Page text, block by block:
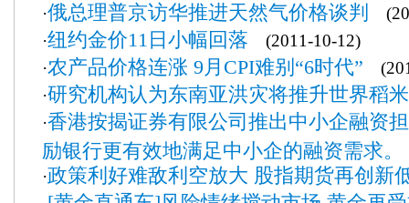
·俄总理普京访华推进天然气价格谈判
·纽约金价11日小幅回落 (2011-10-12)
·农产品价格连涨 9月CPI难别“6时代”
·研究机构认为东南亚洪灾将推升世界稻
·香港按揭证券有限公司推出中小企融资
励银行更有效地满足中小企的融资需求。
·政策利好难敌利空放大 股指期货再创新